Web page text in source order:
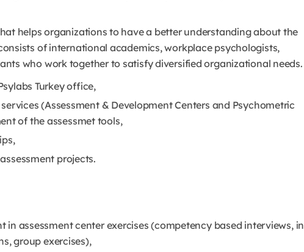
helps organizations to have a better understanding about the
of international academics, workplace psychologists,
who work together to satisfy diversified organizational needs.
Turkey office,
(Assessment & Development Centers and Psychometric
of the assessmet tools,
projects.
in assessment center exercises (competency based interviews, in
group exercises),